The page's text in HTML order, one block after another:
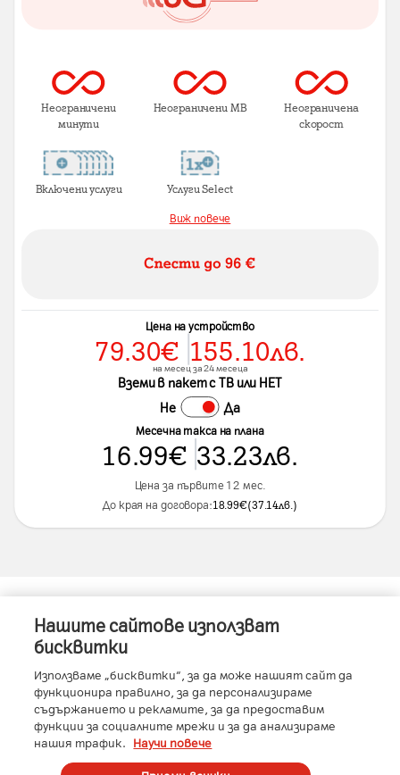
Неограничени
минути
Неограничени MB Неограничена
скорост
Включени услуги Услуги Select
Виж повече
Цена на устройство
79.30€ 155.10лв.
на месец за 24 месеца
Вземи в пакет с ТВ или НЕТ
Не Да
Месечна такса на плана
16.99€ 33.23лв.
Цена за първите 12 мес.
До края на договора:18.99€(37.14лв. )
Информация за устройството
Характеристики
12GB
Нашите сайтове използват
бисквитки
Използваме „бисквитки“, за да може нашият сайт да
функционира правилно, за да персонализираме
съдържанието и рекламите, за да предоставим
функции за социалните мрежи и за да анализираме
нашия трафик. Научи повече